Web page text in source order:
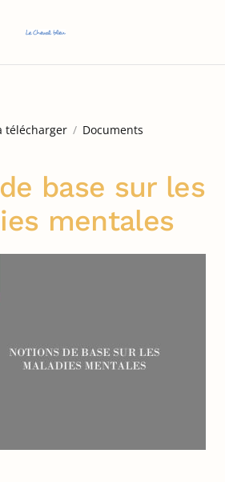
télécharger Documents
base sur les
mentales